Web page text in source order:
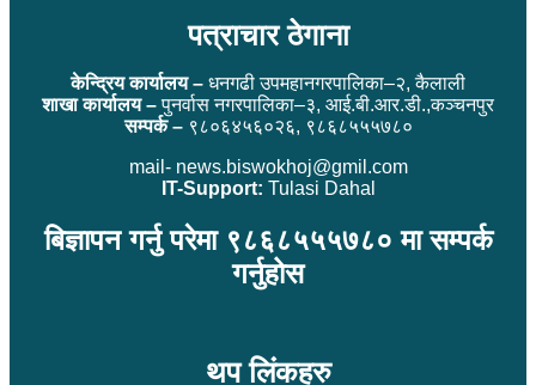
पत्राचार ठेगाना
केन्द्रिय कार्यालय – धनगढी उपमहानगरपालिका–२, कैलाली
शाखा कार्यालय –पुनर्वास नगरपालिका–३, आई.बी.आर.डी.,कञ्चनपुर
सम्पर्क –९८०६४५६०२६, ९८६८५५५७८०
mail- news.biswokhoj@gmil.com
IT-Support: Tulasi Dahal
बिज्ञापन गर्नु परेमा ९८६८५५५७८० मा सम्पर्क
गर्नुहोस
थप लिंकहरु